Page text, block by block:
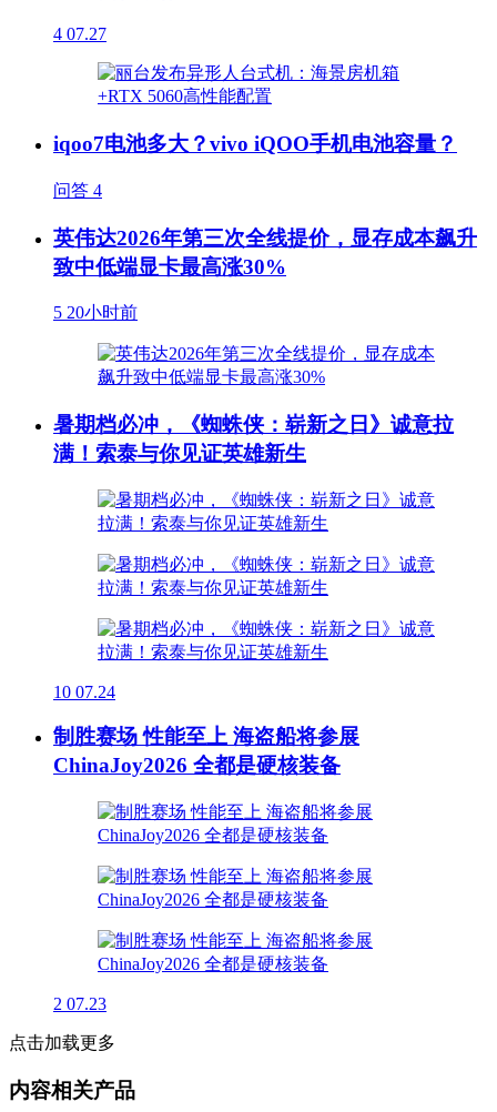
4 07.27
iqoo7电池多大？vivo iQOO手机电池容量？
问答 4
英伟达2026年第三次全线提价，显存成本飙升
致中低端显卡最高涨30%
5 20小时前
暑期档必冲，《蜘蛛侠：崭新之日》诚意拉
满！索泰与你见证英雄新生
10 07.24
制胜赛场 性能至上 海盗船将参展
ChinaJoy2026 全都是硬核装备
2 07.23
点击加载更多
内容相关产品